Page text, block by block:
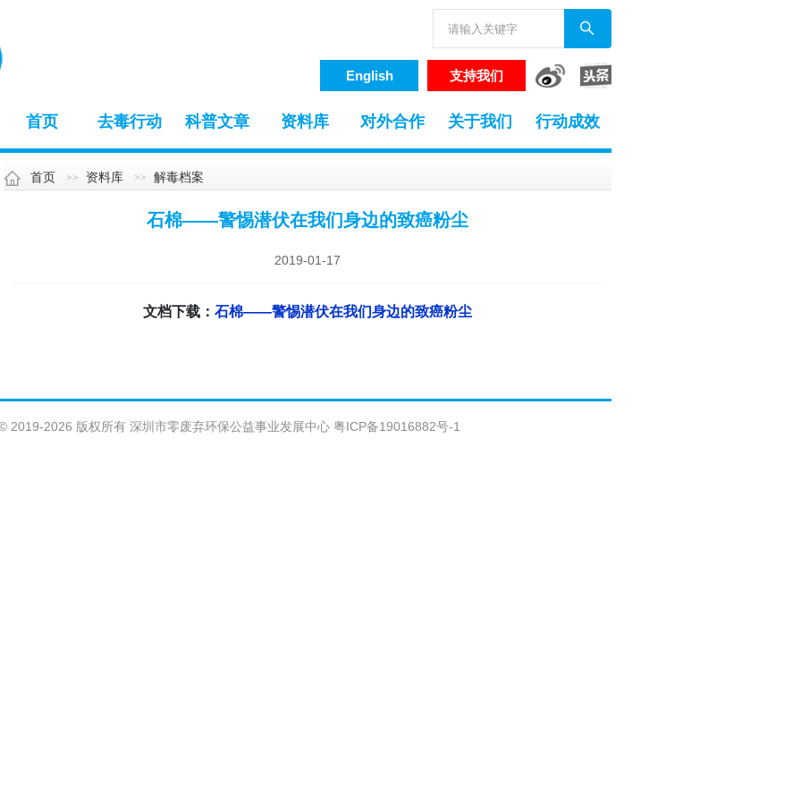
English 支持我们
首页 去毒行动 科普文章 资料库 对外合作 关于我们 行动成效
首页 资料库 解毒档案
石棉——警惕潜伏在我们身边的致癌粉尘
2019-01-17
文档下载： 石棉——警惕潜伏在我们身边的致癌粉尘
2019-2026 版权所有 深圳市零废弃环保公益事业发展中心 粤ICP备19016882号-1